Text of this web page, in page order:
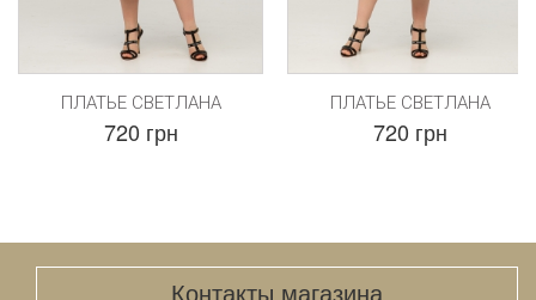
ПЛАТЬЕ СВЕТЛАНА
720 грн
ПЛАТЬЕ СВЕТЛАНА
720 грн
Контакты магазина